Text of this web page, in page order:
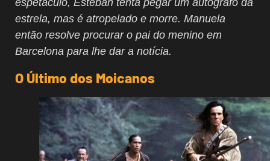
espetáculo, Esteban tenta pegar um autógrafo da
estrela, mas é atropelado e morre. Manuela
então resolve procurar o pai do menino em
Barcelona para lhe dar a notícia.
O Último dos Moicanos